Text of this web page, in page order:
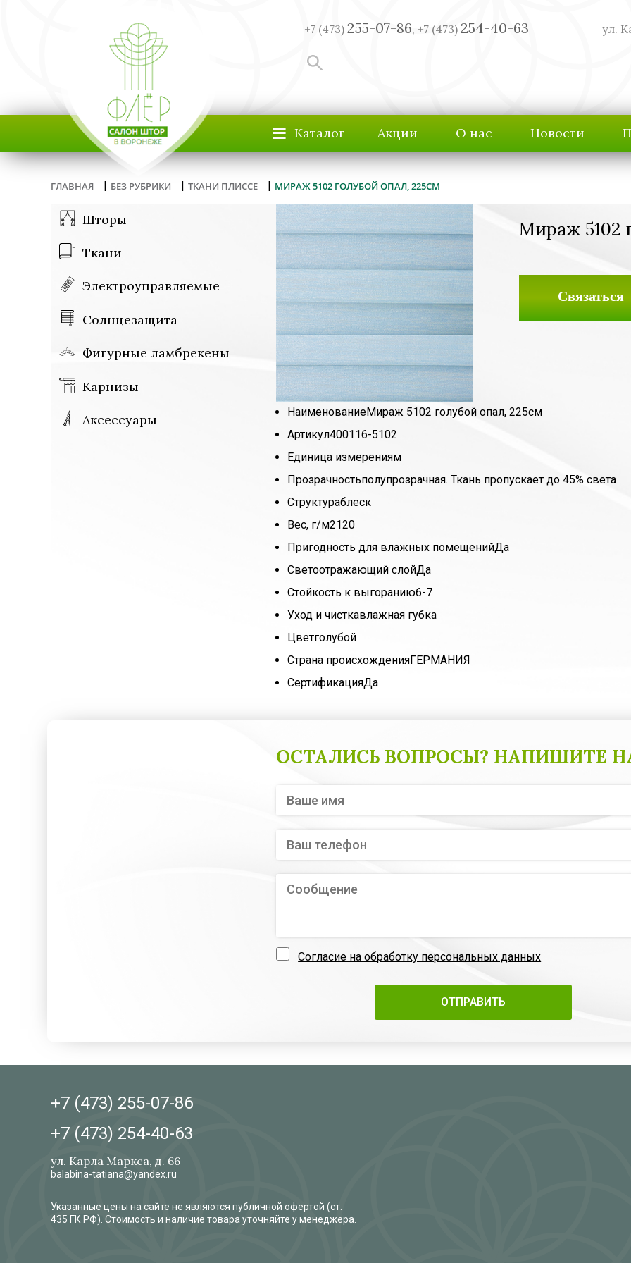
+7 (473) 255-07-86, +7 (473) 254-40-63 ул.
≡ Каталог Акции О нас Новости
ГЛАВНАЯ | БЕЗ РУБРИКИ | ТКАНИ ПЛИССЕ | МИРАЖ 5102 ГОЛУБОЙ ОПАЛ, 225СМ
Шторы
Ткани
Электроуправляемые
Солнцезащита
Фигурные ламбрекены
Карнизы
Аксессуары
Мираж 5102
Связаться
НаименованиеМираж 5102 голубой опал, 225см
Артикул400116-5102
Единица измерениям
Прозрачностьполупрозрачная. Ткань пропускает до 45% света
Структураблеск
Вес, г/м2120
Пригодность для влажных помещенийДа
Светоотражающий слойДа
Стойкость к выгоранию6-7
Уход и чисткавлажная губка
Цветголубой
Страна происхожденияГЕРМАНИЯ
СертификацияДа
ОСТАЛИСЬ ВОПРОСЫ? НАПИШИТЕ
Согласие на обработку персональных данных
+7 (473) 255-07-86
+7 (473) 254-40-63
ул. Карла Маркса, д. 66
balabina-tatiana@yandex.ru
Указанные цены на сайте не являются публичной офертой (ст.
435 ГК РФ). Стоимость и наличие товара уточняйте у менеджера.